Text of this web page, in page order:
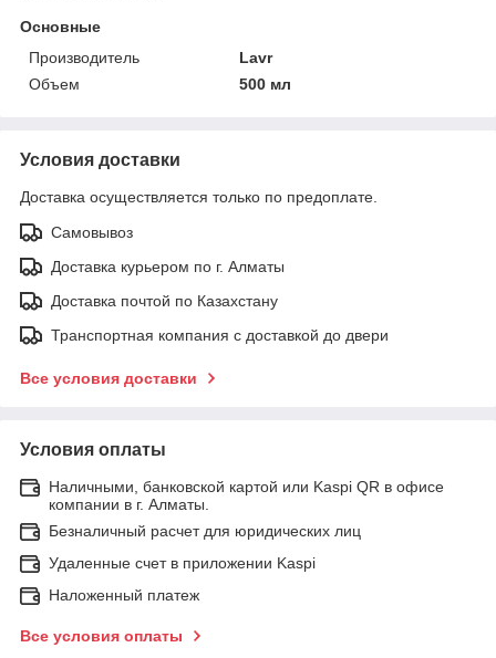
Основные
Производитель
Lavr
Объем
500 мл
Условия доставки
Доставка осуществляется только по предоплате.
Самовывоз
Доставка курьером по г. Алматы
Доставка почтой по Казахстану
Транспортная компания с доставкой до двери
Все условия доставки
Условия оплаты
Наличными, банковской картой или Kaspi QR в офисе
компании в г. Алматы.
Безналичный расчет для юридических лиц
Удаленные счет в приложении Kaspi
Наложенный платеж
Все условия оплаты